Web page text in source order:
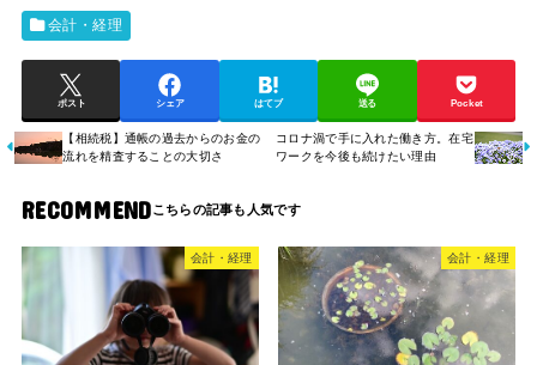
会計・経理
ポスト シェア はてブ 送る Pocket
【相続税】通帳の過去からのお金の
流れを精査することの大切さ
コロナ渦で手に入れた働き方。在宅
ワークを今後も続けたい理由
RECOMMEND
会計・経理 会計・経理